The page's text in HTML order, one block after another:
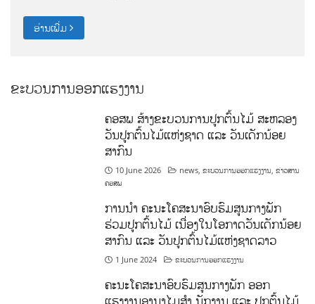
ອ່ານເພີ່ມ
ຂະບວນການອອກແຮງງານ
ຄອສພ ສ້າງຂະບວນການປູກຕົ້ນໄມ້ ສະຫລອງ
ວັນປູກຕົ້ນໄມ້ແຫ່ງຊາດ ແລະ ວັນເດັກນ້ອຍ
ສາກົນ
10 June 2026 news ,ຂະບວນການອອກແຮງງານ ,ຂ່າວສານ
ຄອສພ
ການນໍາ ຄະນະໂຄສະນາອົບຮົມສູນກາງພັກ
ຮ່ວມປູກຕົ້ນໄມ້ ເນື່ອງໃນໂອກາດວັນເດັກນ້ອຍ
ສາກົນ ແລະ ວັນປູກຕົ້ນໄມ້ແຫ່ງຊາດລາວ
1 June 2024 ຂະບວນການອອກແຮງງານ
ຄະນະໂຄສະນາອົບຮົມສູນກາງພັກ ອອກ
ແຮງງານອານາໄມສໍາ ນັກງານ ແລະ ປູກຕົ້ນໄມ້